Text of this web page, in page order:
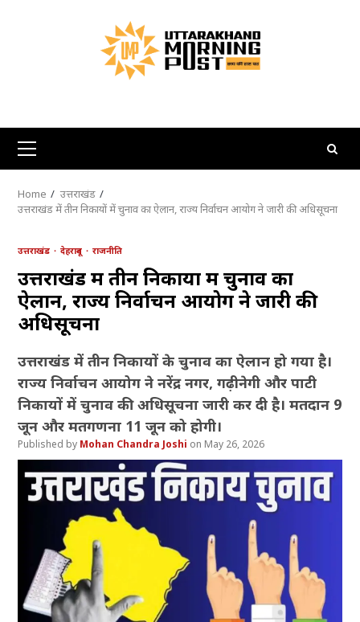
Primary
Menu
Home
उत्तराखंड
उत्तराखंड में तीन निकायों में चुनाव का ऐलान, राज्य निर्वाचन आयोग ने जारी की अधिसूचना
उत्तराखंड देहरादून राजनीति
उत्तराखंड में तीन निकायों में चुनाव का
ऐलान, राज्य निर्वाचन आयोग ने जारी की
अधिसूचना
उत्तराखंड में तीन निकायों के चुनाव का ऐलान हो गया है।
राज्य निर्वाचन आयोग ने नरेंद्र नगर, गढ़ीनेगी और पाटी
निकायों में चुनाव की अधिसूचना जारी कर दी है। मतदान 9
जून और मतगणना 11 जून को होगी।
Mohan Chandra Joshi May 26, 2026